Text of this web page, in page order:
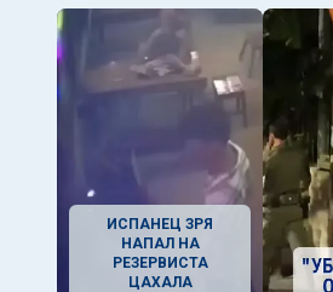
ИСПАНЕЦ ЗРЯ
НАПАЛ НА
РЕЗЕРВИСТА
ЦАХАЛА